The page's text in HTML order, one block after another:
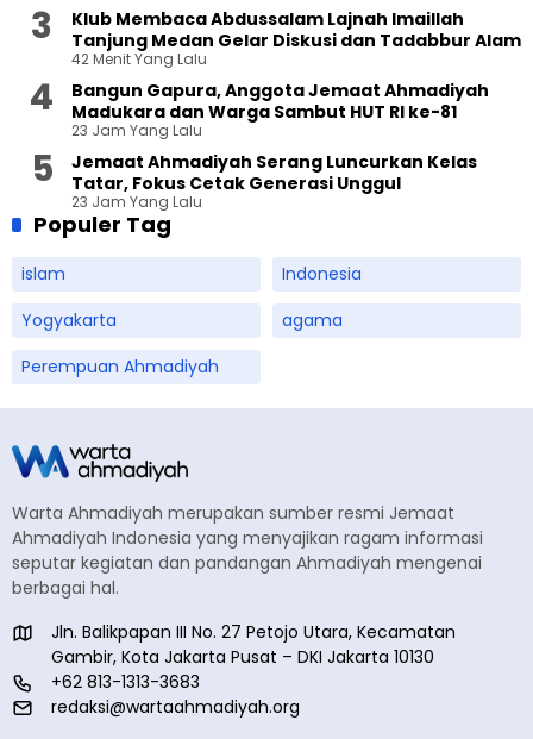
Klub Membaca Abdussalam Lajnah Imaillah
Tanjung Medan Gelar Diskusi dan Tadabbur Alam
42 Menit Yang Lalu
Bangun Gapura, Anggota Jemaat Ahmadiyah
Madukara dan Warga Sambut HUT RI ke-81
23 Jam Yang Lalu
Jemaat Ahmadiyah Serang Luncurkan Kelas
Tatar, Fokus Cetak Generasi Unggul
23 Jam Yang Lalu
Populer Tag
islam
Indonesia
Yogyakarta
agama
Perempuan Ahmadiyah
Warta Ahmadiyah merupakan sumber resmi Jemaat
Ahmadiyah Indonesia yang menyajikan ragam informasi
seputar kegiatan dan pandangan Ahmadiyah mengenai
berbagai hal.
Jln. Balikpapan III No. 27 Petojo Utara, Kecamatan
Gambir, Kota Jakarta Pusat – DKI Jakarta 10130
+62 813-1313-3683
redaksi@wartaahmadiyah.org